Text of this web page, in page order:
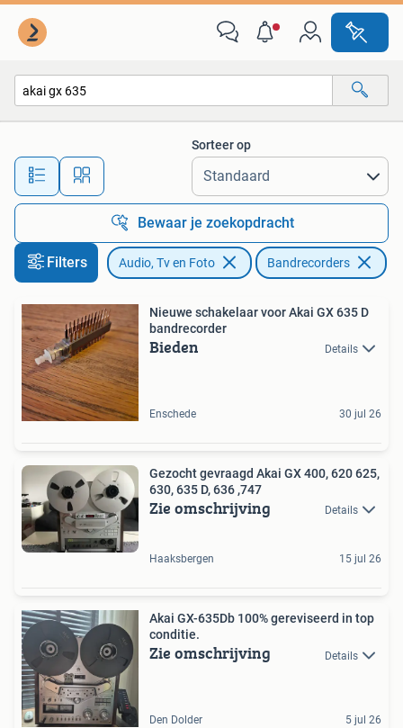
Alle afstanden…
Sorteer op
Bewaar je zoekopdracht
Filters Audio, Tv en Foto Bandrecorders
Nieuwe schakelaar voor Akai GX 635 D
bandrecorder
Bieden Details
Enschede 30 jul 26
Gezocht gevraagd Akai GX 400, 620 625,
630, 635 D, 636 ,747
Zie omschrijving Details
Haaksbergen 15 jul 26
Akai GX-635Db 100% gereviseerd in top
conditie.
Zie omschrijving Details
Den Dolder 5 jul 26